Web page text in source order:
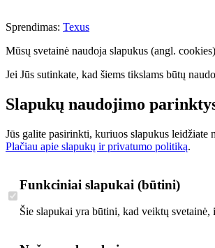
Sprendimas: Texus
Mūsų svetainė naudoja slapukus (angl.
Jei Jūs sutinkate, kad šiems tikslams būtų
Slapukų naudojimo
Jūs galite pasirinkti, kuriuos slapukus leidžiate
Plačiau apie slapukų ir privatumo politiką.
Funkciniai slapukai (būtini)
Šie slapukai yra būtini, kad veiktų